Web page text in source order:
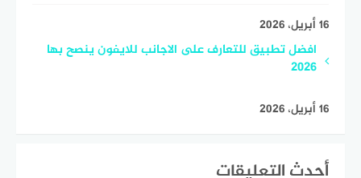
16 أبريل، 2026
افضل تطبيق للتعارف على الاجانب للايفون ينصح بها
2026
16 أبريل، 2026
أحدث التعليقات